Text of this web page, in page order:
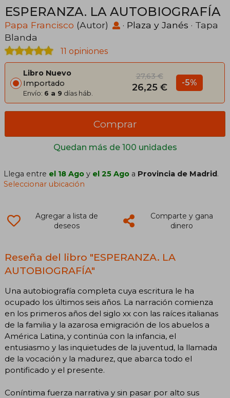
ESPERANZA. LA AUTOBIOGRAFÍA
Papa Francisco (Autor) · Plaza y Janés · Tapa
Blanda
11 opiniones
Libro Nuevo
Importado
Envío: 6 a 9 días háb.
27,63 €
26,25 € -5%
Quedan más de 100 unidades
Comprar
Llega entre el 18 Ago y el 25 Ago a Provincia de Madrid.
Seleccionar ubicación
Agregar a lista de
deseos
Comparte y gana
dinero
Reseña del libro "ESPERANZA. LA
AUTOBIOGRAFÍA"
Una autobiografía completa cuya escritura le ha
ocupado los últimos seis años. La narración comienza
en los primeros años del siglo xx con las raíces italianas
de la familia y la azarosa emigración de los abuelos a
América Latina, y continúa con la infancia, el
entusiasmo y las inquietudes de la juventud, la llamada
de la vocación y la madurez, que abarca todo el
pontificado y el presente.
Coníntima fuerza narrativa y sin pasar por alto sus